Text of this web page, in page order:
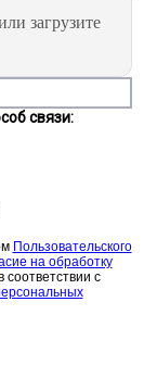
загрузите
связи:
Пользовательского
на обработку
соответствии с